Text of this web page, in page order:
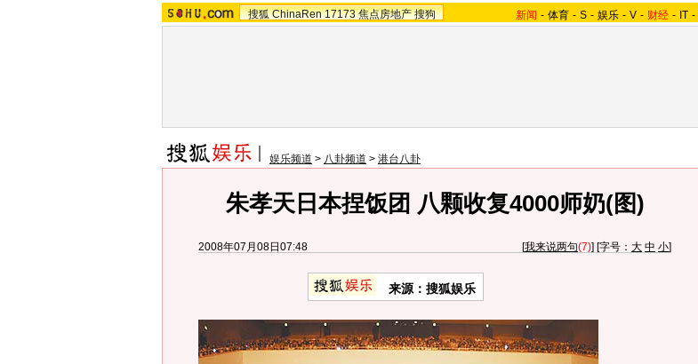
搜狐 ChinaRen 17173 焦点房地产 搜狗 新闻 - 体育 - S - 娱乐 - V - 财经 - IT -
娱乐频道 > 八卦频道 > 港台八卦
朱孝天日本捏饭团 八颗收复4000师奶(图)
2008年07月08日07:48 [我来说两句(7)] [字号： 大 中 小]
来源：搜狐娱乐